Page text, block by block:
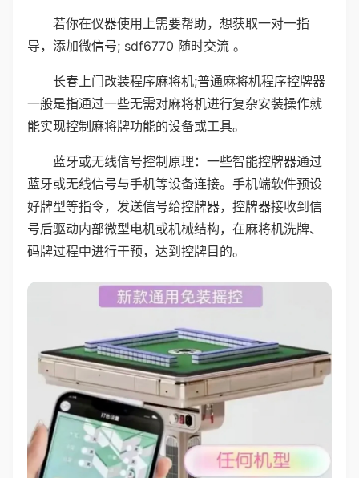
若你在仪器使用上需要帮助，想获取一对一指
导，添加微信号; sdf6770 随时交流 。
长春上门改装程序麻将机;普通麻将机程序控牌器
一般是指通过一些无需对麻将机进行复杂安装操作就
能实现控制麻将牌功能的设备或工具。
蓝牙或无线信号控制原理：一些智能控牌器通过
蓝牙或无线信号与手机等设备连接。手机端软件预设
好牌型等指令，发送信号给控牌器，控牌器接收到信
号后驱动内部微型电机或机械结构，在麻将机洗牌、
码牌过程中进行干预，达到控牌目的。